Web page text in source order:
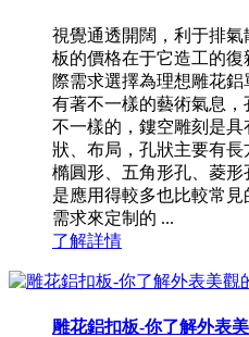
視覺通透開闊，利于排
板的價格在于它造工的
際需求選擇為理想雕花
有著不一樣的藝術氣息
不一樣的，鏤空雕刻是
狀、布局，孔狀主要有長
橢圓形、五角形孔、菱
是應用得較多也比較常
需求來定制的 ...
了解詳情
雕花鋁扣板-你了解外表